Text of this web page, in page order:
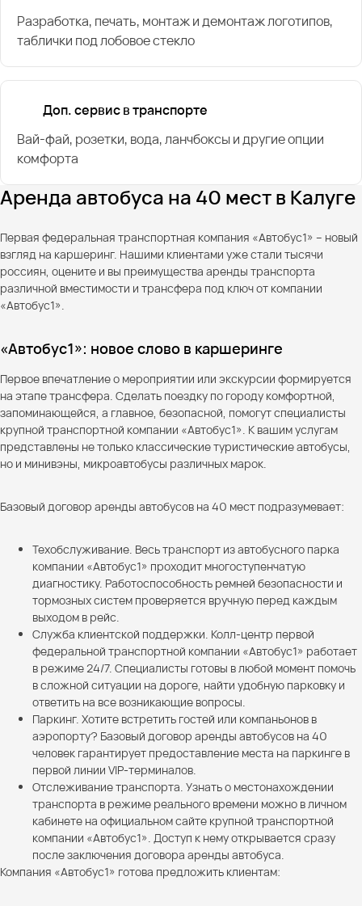
Разработка, печать, монтаж и демонтаж логотипов,
таблички под лобовое стекло
Доп. сервис в транспорте
Вай-фай, розетки, вода, ланчбоксы и другие опции
комфорта
Аренда автобуса на 40 мест в Калуге
Первая федеральная транспортная компания «Автобус1» – новый
взгляд на каршеринг. Нашими клиентами уже стали тысячи
россиян, оцените и вы преимущества аренды транспорта
различной вместимости и трансфера под ключ от компании
«Автобус1».
«Автобус1»: новое слово в каршеринге
Первое впечатление о мероприятии или экскурсии формируется
на этапе трансфера. Сделать поездку по городу комфортной,
запоминающейся, а главное, безопасной, помогут специалисты
крупной транспортной компании «Автобус1». К вашим услугам
представлены не только классические туристические автобусы,
но и минивэны, микроавтобусы различных марок.
Базовый договор аренды автобусов на 40 мест подразумевает:
Техобслуживание. Весь транспорт из автобусного парка
компании «Автобус1» проходит многоступенчатую
диагностику. Работоспособность ремней безопасности и
тормозных систем проверяется вручную перед каждым
выходом в рейс.
Служба клиентской поддержки. Колл-центр первой
федеральной транспортной компании «Автобус1» работает
в режиме 24/7. Специалисты готовы в любой момент помочь
в сложной ситуации на дороге, найти удобную парковку и
ответить на все возникающие вопросы.
Паркинг. Хотите встретить гостей или компаньонов в
аэропорту? Базовый договор аренды автобусов на 40
человек гарантирует предоставление места на паркинге в
первой линии VIP-терминалов.
Отслеживание транспорта. Узнать о местонахождении
транспорта в режиме реального времени можно в личном
кабинете на официальном сайте крупной транспортной
компании «Автобус1». Доступ к нему открывается сразу
после заключения договора аренды автобуса.
Компания «Автобус1» готова предложить клиентам: